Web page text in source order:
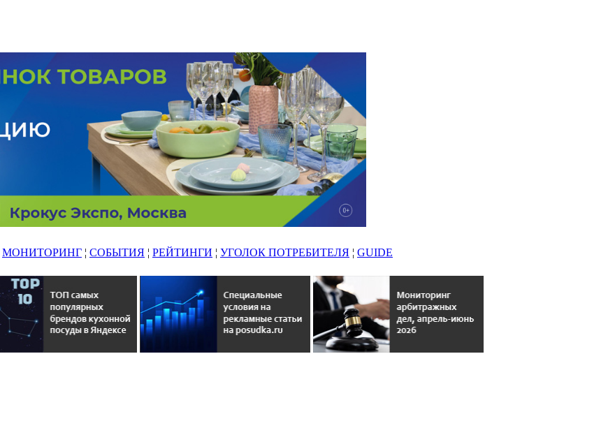
МОНИТОРИНГ ¦ СОБЫТИЯ ¦ РЕЙТИНГИ ¦ УГОЛОК ПОТРЕБИТЕЛЯ ¦ GUIDE